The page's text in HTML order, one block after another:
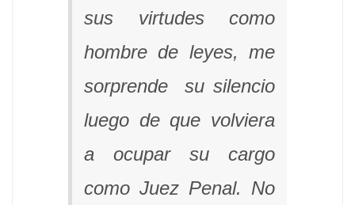
sus virtudes como
hombre de leyes, me
sorprende su silencio
luego de que volviera
a ocupar su cargo
como Juez Penal. No